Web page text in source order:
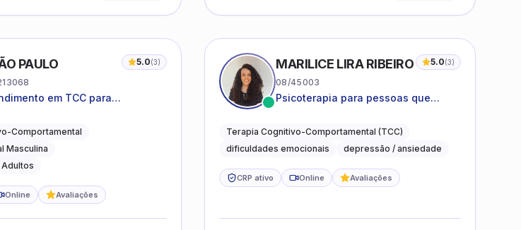
PAULO 5.0(3)
em TCC para
de autonomia
Comportamental
Masculina
Online Avaliações
MARILICE LIRA RIBEIRO 5.0(3)
08/45003
Psicoterapia para pessoas que
lidar com as dificuldades do dia a
dia
Terapia Cognitivo-Comportamental (TCC)
dificuldades emocionais
depressão / ansiedade
CRP ativo Online Avaliações